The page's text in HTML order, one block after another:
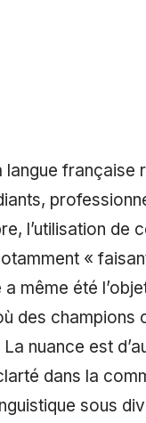
langue française
l’utilisation
«
a même été
des
nuance est
dans la
sous